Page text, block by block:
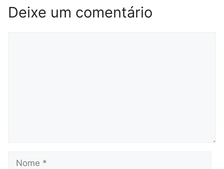
Deixe um comentário
Nome